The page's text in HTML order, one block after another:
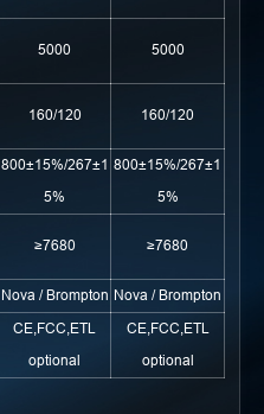
5000 5000
160/120 160/120
800±15%/267±1
5%
800±15%/267±1
5%
≥7680 ≥7680
Nova / Brompton Nova / Brompton
CE,FCC,ETL
optional
CE,FCC,ETL
optional